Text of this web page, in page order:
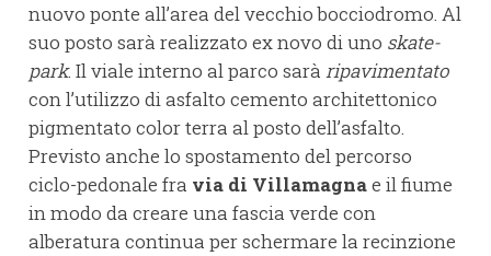
nuovo ponte all’area del vecchio bocciodromo. Al
suo posto sarà realizzato ex novo di uno skate-
park. Il viale interno al parco sarà ripavimentato
con l’utilizzo di asfalto cemento architettonico
pigmentato color terra al posto dell’asfalto.
Previsto anche lo spostamento del percorso
ciclo-pedonale fra via di Villamagnae il fiume
in modo da creare una fascia verde con
alberatura continua per schermare la recinzione